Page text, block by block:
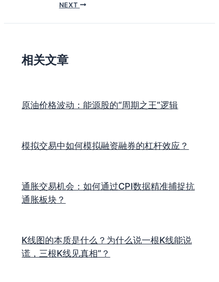
NEXT
相关文章
原油价格波动：能源股的“周期之王”逻辑
模拟交易中如何模拟融资融券的杠杆效应？
通胀交易机会：如何通过CPI数据精准捕捉抗
通胀板块？
K线图的本质是什么？为什么说一根K线能说
谎，三根K线见真相”？